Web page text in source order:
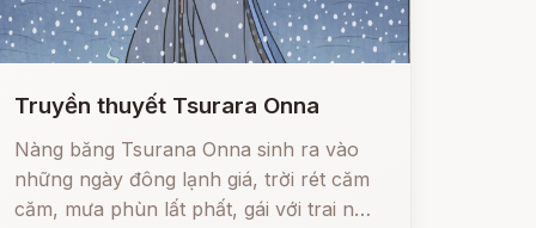
Truyền thuyết Tsurara Onna
Nàng băng Tsurana Onna sinh ra vào
những ngày đông lạnh giá, trời rét căm
căm, mưa phùn lất phất, gái với trai như